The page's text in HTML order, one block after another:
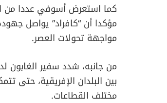
كما استعرض أسوفي عددا من
مؤكدا أن “كافراد” يواصل
مواجهة تحولات العصر.
من جانبه، شدد سفير الغابون
بين البلدان الإفريقية، حتى
مختلف القطاعات.